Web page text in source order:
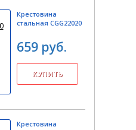
Крестовина
стальная CGG22020
659 руб.
Крестовина